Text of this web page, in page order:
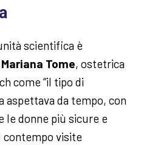
scientifica è
Mariana Tome, ostetrica
come “il tipo di
aspettava da tempo, con
le donne più sicure e
visite